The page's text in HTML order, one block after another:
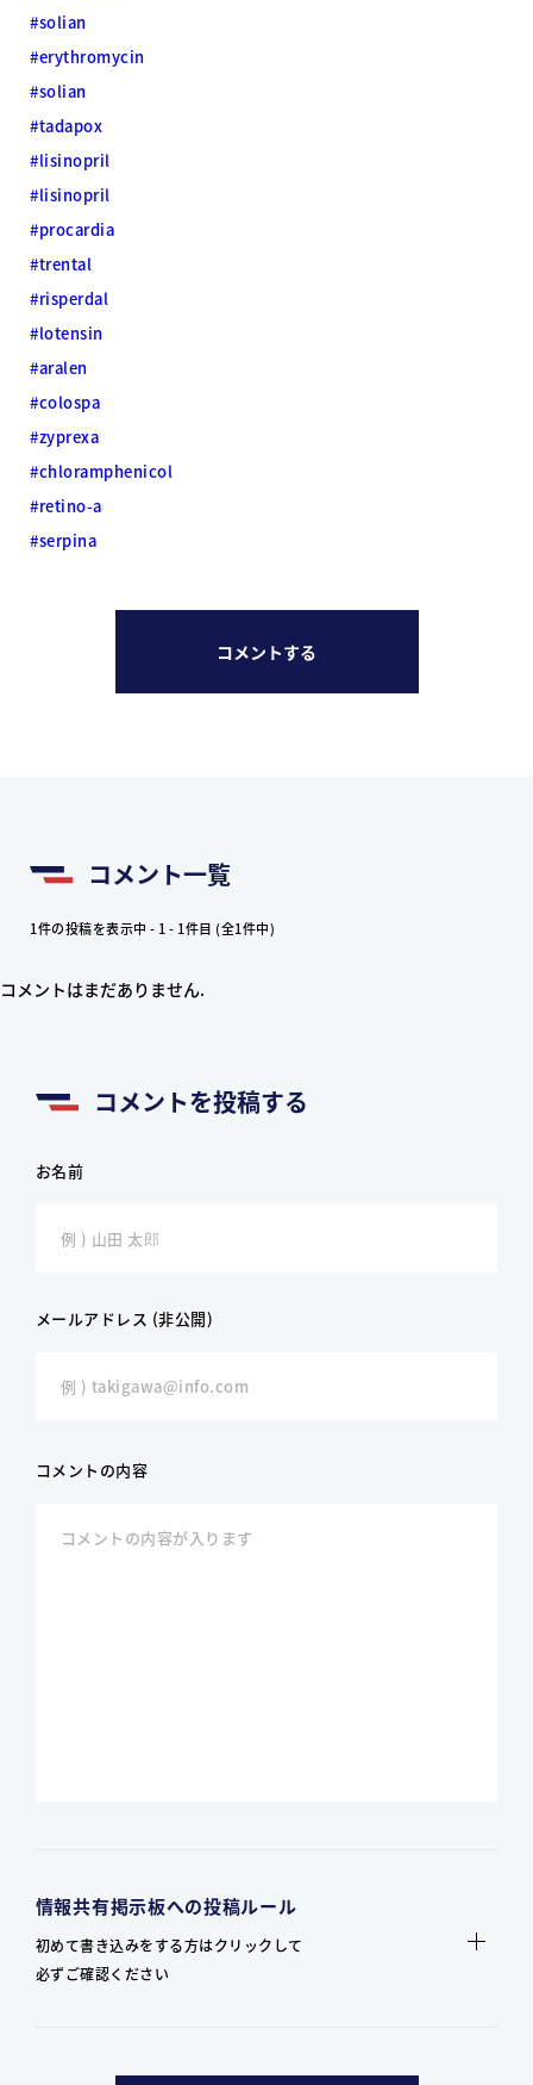
#solian
#erythromycin
#solian
#tadapox
#lisinopril
#lisinopril
#procardia
#trental
#risperdal
#lotensin
#aralen
#colospa
#zyprexa
#chloramphenicol
#retino-a
#serpina
コメントする
コメント一覧
1件の投稿を表示中 - 1 - 1件目 (全1件中)
コメントはまだありません.
コメントを投稿する
お名前
メールアドレス (非公開)
コメントの内容
情報共有掲示板への投稿ルール
初めて書き込みをする方はクリックして
必ずご確認ください